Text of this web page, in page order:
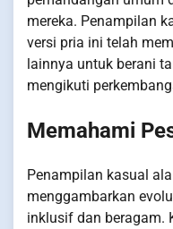
mereka. Penampilan
versi pria ini telah
lainnya untuk berani
mengikuti
Memahami
Penampilan kasual
menggambarkan
inklusif dan beragam.